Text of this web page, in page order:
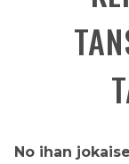
No ihan